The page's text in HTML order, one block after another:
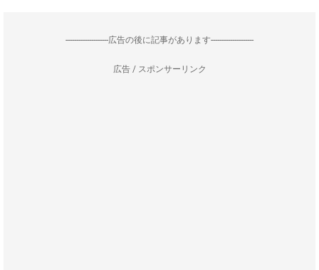
--------------------広告の後に記事があります--------------------
広告 / スポンサーリンク